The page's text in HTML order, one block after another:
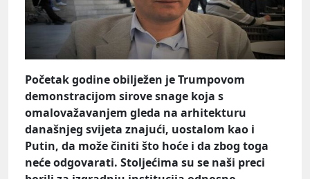
Početak godine obilježen je Trumpovom
demonstracijom sirove snage koja s
omalovažavanjem gleda na arhitekturu
današnjeg svijeta znajući, uostalom kao i
Putin, da može činiti što hoće i da zbog toga
neće odgovarati. Stoljećima su se naši preci